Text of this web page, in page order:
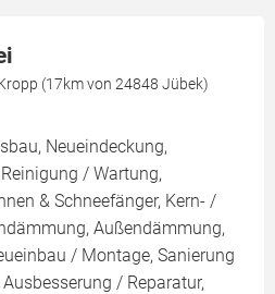
(17km von 24848 Jübek)
Neueindeckung,
/ Wartung,
& Schneefänger, Kern- /
Außendämmung,
/ Montage, Sanierung
/ Reparatur,